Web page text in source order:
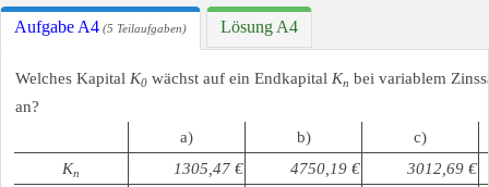
Aufgabe A4 (5 Teilaufgaben) Lösung A4
Welches Kapital K0 wächst auf ein Endkapital Kn bei variablem
an?
a)
b)
c)
Kn 1305,47 € 4750,19 €
3012,69 €